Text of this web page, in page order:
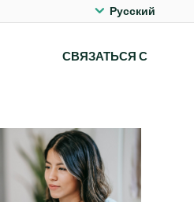
Русский
СВЯЗАТЬСЯ С